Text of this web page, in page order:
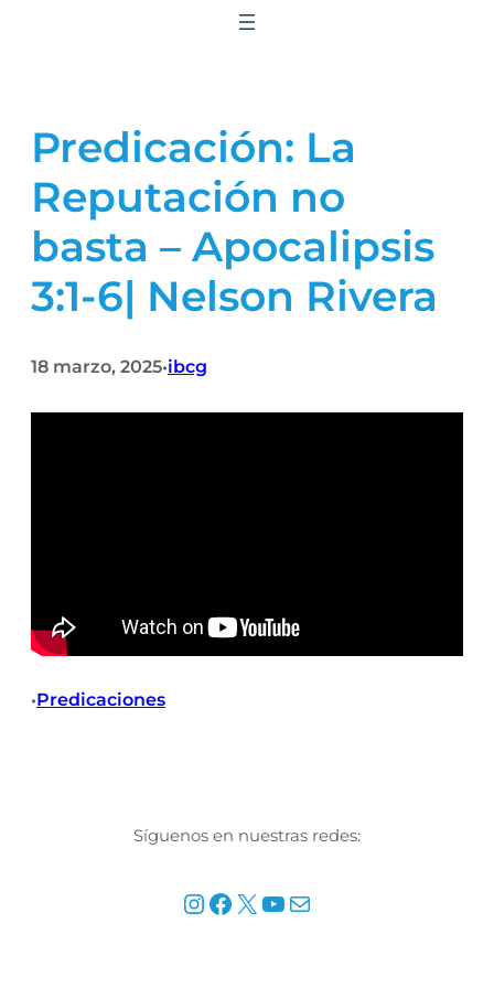
Predicación: La
Reputación no
basta – Apocalipsis
3:1-6| Nelson Rivera
18 marzo, 2025•ibcg
•Predicaciones
Síguenos en nuestras redes:
InstagramFacebook X YouTube Mail